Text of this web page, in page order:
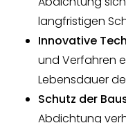
langfristigen
Innovative
und Verfahren
Lebensdauer
Schutz der
Abdichtung